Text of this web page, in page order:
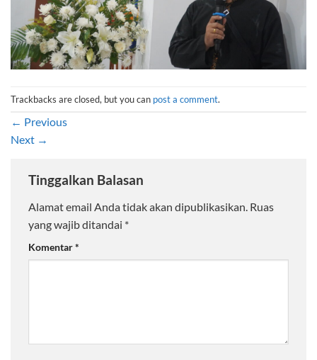
Trackbacks are closed, but you can post a comment.
← Previous
Next →
Tinggalkan Balasan
Alamat email Anda tidak akan dipublikasikan. Ruas
yang wajib ditandai *
Komentar*